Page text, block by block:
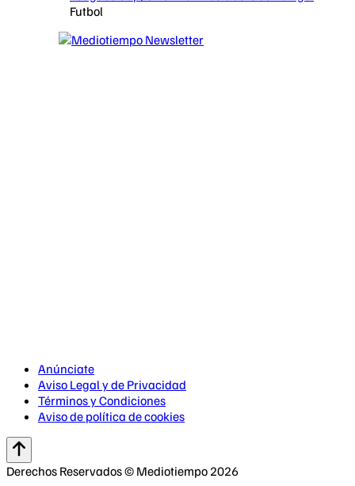
Futbol
Anúnciate
Aviso Legal y de Privacidad
Términos y Condiciones
Aviso de política de cookies
Derechos Reservados © Mediotiempo 2026